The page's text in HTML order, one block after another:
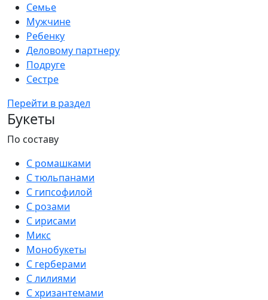
Семье
Мужчине
Ребенку
Деловому партнеру
Подруге
Сестре
Перейти в раздел
Букеты
По составу
С ромашками
С тюльпанами
С гипсофилой
С розами
С ирисами
Микс
Монобукеты
С герберами
С лилиями
С хризантемами